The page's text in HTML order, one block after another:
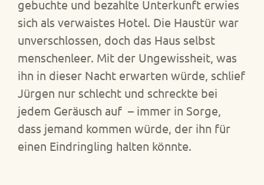
gebuchte und bezahlte Unterkunft erwies
sich als verwaistes Hotel. Die Haustür war
unverschlossen, doch das Haus selbst
menschenleer. Mit der Ungewissheit, was
ihn in dieser Nacht erwarten würde, schlief
Jürgen nur schlecht und schreckte bei
jedem Geräusch auf – immer in Sorge,
dass jemand kommen würde, der ihn für
einen Eindringling halten könnte.